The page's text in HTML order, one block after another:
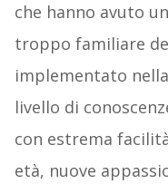
che hanno avuto
troppo familiare
implementato
livello di
con estrema
età, nuove